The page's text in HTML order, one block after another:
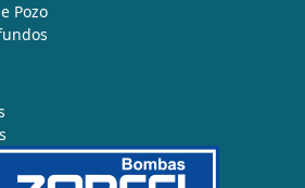
Pozo